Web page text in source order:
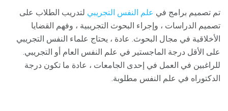
تم تصميم برامج في علم النفس التجريبي لتدريب الطلاب على
تصميم الدراسات ، وإجراء البحوث التجريبية ، وفهم القضايا
الأخلاقية في مجال البحوث. عادة ، يحتاج علماء النفس التجريبي
على الأقل درجة الماجستير في علم النفس العام أو التجريبي.
للراغبين في العمل في إحدى الجامعات ، عادة ما تكون درجة
الدكتوراه في علم النفس مطلوبة.